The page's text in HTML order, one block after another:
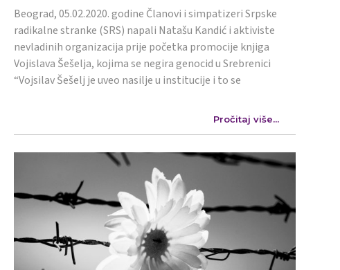
Beograd, 05.02.2020. godine Članovi i simpatizeri Srpske
radikalne stranke (SRS) napali Natašu Kandić i aktiviste
nevladinih organizacija prije početka promocije knjiga
Vojislava Šešelja, kojima se negira genocid u Srebrenici
“Vojsilav Šešelj je uveo nasilje u institucije i to se
Pročitaj više...